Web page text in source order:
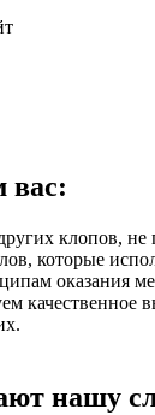
вас:
клопов, не
которые
оказания
нашу